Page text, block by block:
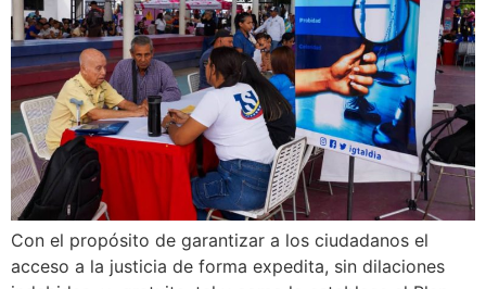
Con el propósito de garantizar a los ciudadanos el
acceso a la justicia de forma expedita, sin dilaciones